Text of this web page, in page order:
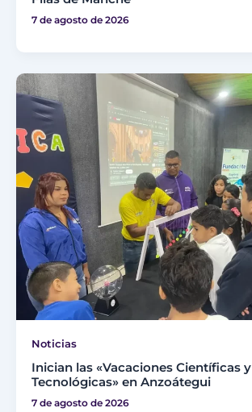
7 de agosto de 2026
Noticias
Inician las «Vacaciones Científicas y
Tecnológicas» en Anzoátegui
7 de agosto de 2026